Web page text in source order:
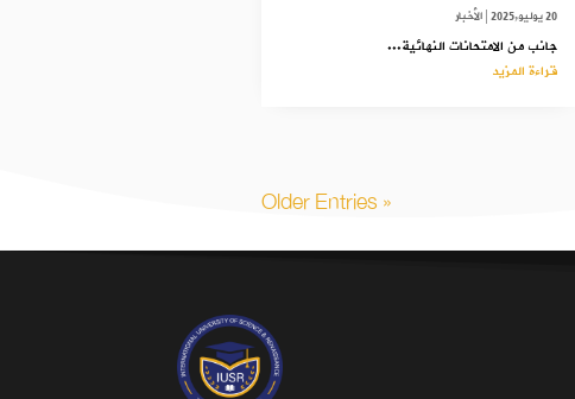
20 يوليو,2025 |الأخبار
جانب من الامتحانات النهائية...
قراءة المزيد
« Older Entries